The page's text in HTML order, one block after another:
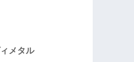
メタル